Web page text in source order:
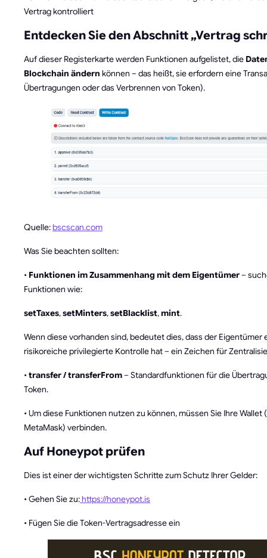
Vertrag kontrolliert
Entdecken Sie den Abschnitt „Vertrag
Auf dieser Registerkarte werden Funktionen aufgelistet, die
Blockchain ändern können – das heißt, sie erfordern eine
Übertragungen oder das Verbrennen von Token).
Quelle:bscscan.com
Was Sie beachten sollten:
• Funktionen im Zusammenhang mit dem Eigentümer–
Funktionen wie:
setTaxes,setMinters,setBlacklist,mint.
Wenn diese vorhanden sind, bedeutet dies, dass der Eigentümer
risikoreiche privilegierte Kontrolle hat – ein Zeichen für
•transfer / transferFrom– Standardfunktionen für die
Token.
• Um diese Funktionen nutzen zu können, müssen Sie Ihre Wallet
MetaMask) verbinden.
Auf Honeypot prüfen
Dies ist einer der wichtigsten Schritte zum Schutz Ihrer Gelder:
• Gehen Sie zu:https://honeypot.is
• Fügen Sie die Token-Vertragsadresse ein